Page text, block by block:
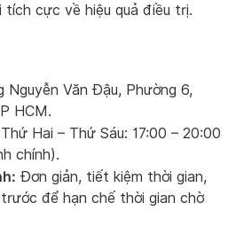
tích cực về hiệu quả điều trị.
Văn Đậu, Phường 6,
HCM.
Thứ Hai – Thứ Sáu: 17:00 – 20:00
chính).
Đơn giản, tiết kiệm thời gian,
để hạn chế thời gian chờ